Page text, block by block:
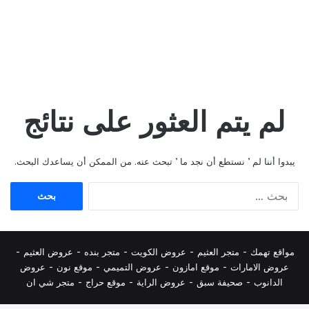
لم يتم العثور على نتائج
يبدوا أننا لم ’ نستطع أن نجد ما ’ تبحث عنه. من الممكن أن يساعدك البحث.
مواقع تهمك - متجر العثيم - عروض الكويت - متجر بنده - عروض العثيم -
عروض الامارات - موقع امازون - عروض التميمي - موقع نون - عروض
الدانوب - صحيفة سبق - عروض الراية - موقع حراج - متجر شي ان